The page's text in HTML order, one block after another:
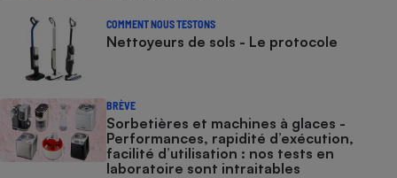
COMMENT NOUS TESTONS
Nettoyeurs de sols - Le protocole
BRÈVE
Sorbetières et machines à glaces​​​​​​ -
Performances, rapidité d’exécution,
facilité d’utilisation : nos tests en
laboratoire sont intraitables